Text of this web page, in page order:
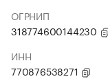
ОГРНИП
318774600144230
ИНН
770876538271